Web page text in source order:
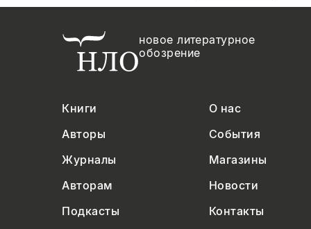
новое литературное
обозрение
Книги
О нас
Авторы
События
Журналы
Магазины
Авторам
Новости
Подкасты
Контакты